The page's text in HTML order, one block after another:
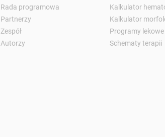
Rada programowa
Partnerzy
Zespół
Autorzy
Kalkulator
Kalkulator
Programy lekowe
Schematy terapii